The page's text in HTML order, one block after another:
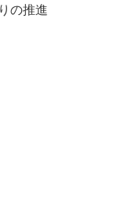
の推進